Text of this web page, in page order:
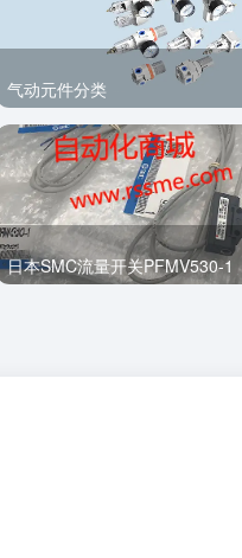
全
气动元件分类​
日本SMC流量开关PFMV530-1